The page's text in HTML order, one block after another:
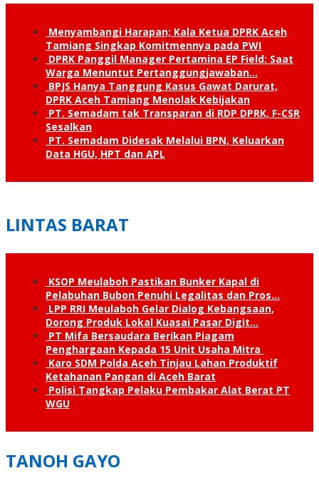
Menyambangi Harapan; Kala Ketua DPRK Aceh
Tamiang Singkap Komitmennya pada PWI
DPRK Panggil Manager Pertamina EP Field: Saat
Warga Menuntut Pertanggung­jawaban…
BPJS Hanya Tanggung Kasus Gawat Darurat,
DPRK Aceh Tamiang Menolak Kebijakan
PT. Semadam tak Transparan di RDP DPRK, F-CSR
Sesalkan
PT. Semadam Didesak Melalui BPN, Keluarkan
Data HGU, HPT dan APL
LINTAS BARAT
KSOP Meulaboh Pastikan Bunker Kapal di
Pelabuhan Bubon Penuhi Legalitas dan Pros…
LPP RRI Meulaboh Gelar Dialog Kebangsaan,
Dorong Produk Lokal Kuasai Pasar Digit…
PT Mifa Bersaudara Berikan Piagam
Penghargaan Kepada 15 Unit Usaha Mitra
Karo SDM Polda Aceh Tinjau Lahan Produktif
Ketahanan Pangan di Aceh Barat
Polisi Tangkap Pelaku Pembakar Alat Berat PT
WGU
TANOH GAYO